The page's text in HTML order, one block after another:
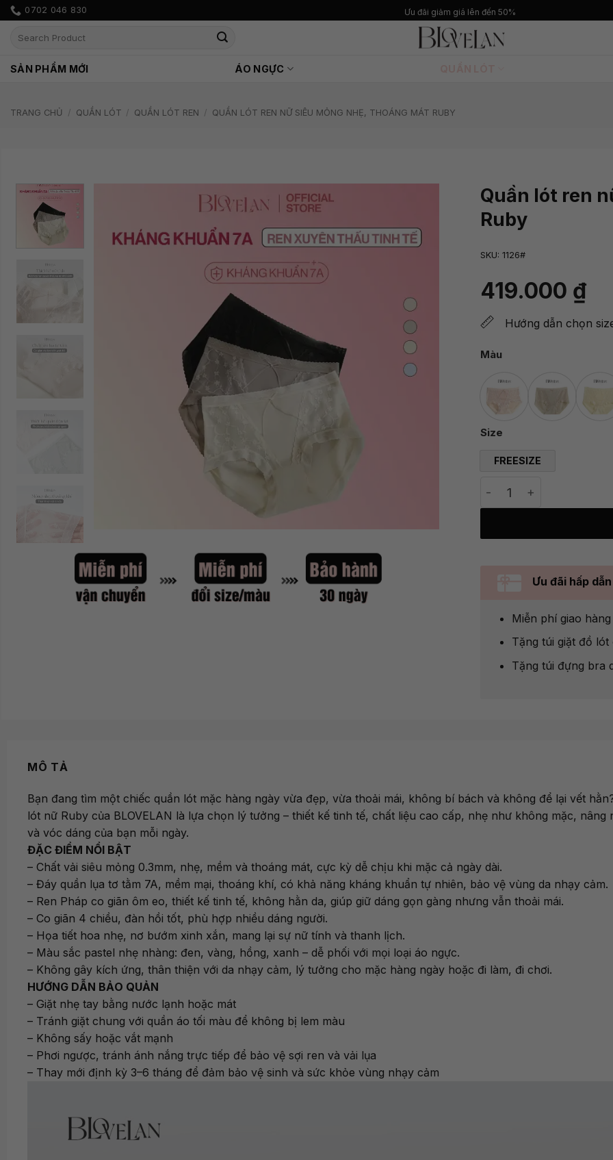
Bỏ
qua
0702 046 830 Ưu đãi giảm giá lên đến 50%
SẢN PHẨM MỚI ÁO NGỰC
TRANG CHỦ / QUẦN LÓT / QUẦN LÓT REN / QUẦN LÓT REN NỮ SIÊU MỎNG NHẸ, THOÁNG MÁT RUBY
Quần lót ren
Ruby
SKU: 1126#
419.000 ₫
Hướng dẫn chọn
Màu
Size
FREESIZE
Quần lót ren nữ siêu
Ưu đãi hấp dẫn
Miễn phí giao
Tặng túi giặt đồ
Tặng túi đựng bra
MÔ TẢ
Bạn đang tìm một chiếc quần lót mặc hàng ngày vừa đẹp, vừa thoải mái, không bí bách và không để lại vết
lót nữ Ruby của BLOVELAN là lựa chọn lý tưởng – thiết kế tinh tế, chất liệu cao cấp, nhẹ như không mặc, nâng
và vóc dáng của bạn mỗi ngày.
ĐẶC ĐIỂM NỔI BẬT
– Chất vải siêu mỏng 0.3mm, nhẹ, mềm và thoáng mát, cực kỳ dễ chịu khi mặc cả ngày dài.
– Đáy quần lụa tơ tằm 7A, mềm mại, thoáng khí, có khả năng kháng khuẩn tự nhiên, bảo vệ vùng da nhạy cảm.
– Ren Pháp co giãn ôm eo, thiết kế tinh tế, không hằn da, giúp giữ dáng gọn gàng nhưng vẫn thoải mái.
– Co giãn 4 chiều, đàn hồi tốt, phù hợp nhiều dáng người.
– Họa tiết hoa nhẹ, nơ bướm xinh xắn, mang lại sự nữ tính và thanh lịch.
– Màu sắc pastel nhẹ nhàng: đen, vàng, hồng, xanh – dễ phối với mọi loại áo ngực.
– Không gây kích ứng, thân thiện với da nhạy cảm, lý tưởng cho mặc hàng ngày hoặc đi làm, đi chơi.
HƯỚNG DẪN BẢO QUẢN
– Giặt nhẹ tay bằng nước lạnh hoặc mát
– Tránh giặt chung với quần áo tối màu để không bị lem màu
– Không sấy hoặc vắt mạnh
– Phơi ngược, tránh ánh nắng trực tiếp để bảo vệ sợi ren và vải lụa
– Thay mới định kỳ 3–6 tháng để đảm bảo vệ sinh và sức khỏe vùng nhạy cảm